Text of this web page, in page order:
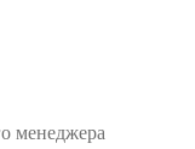
менеджера